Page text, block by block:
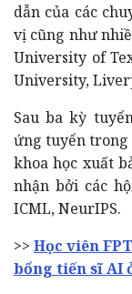
dẫn của các
vị cũng như
University of
University,
Sau ba kỳ
ứng tuyển trong
khoa học xuất
nhận bởi các
ICML, NeurIPS.
>> Học viên
bổng tiến sĩ AI